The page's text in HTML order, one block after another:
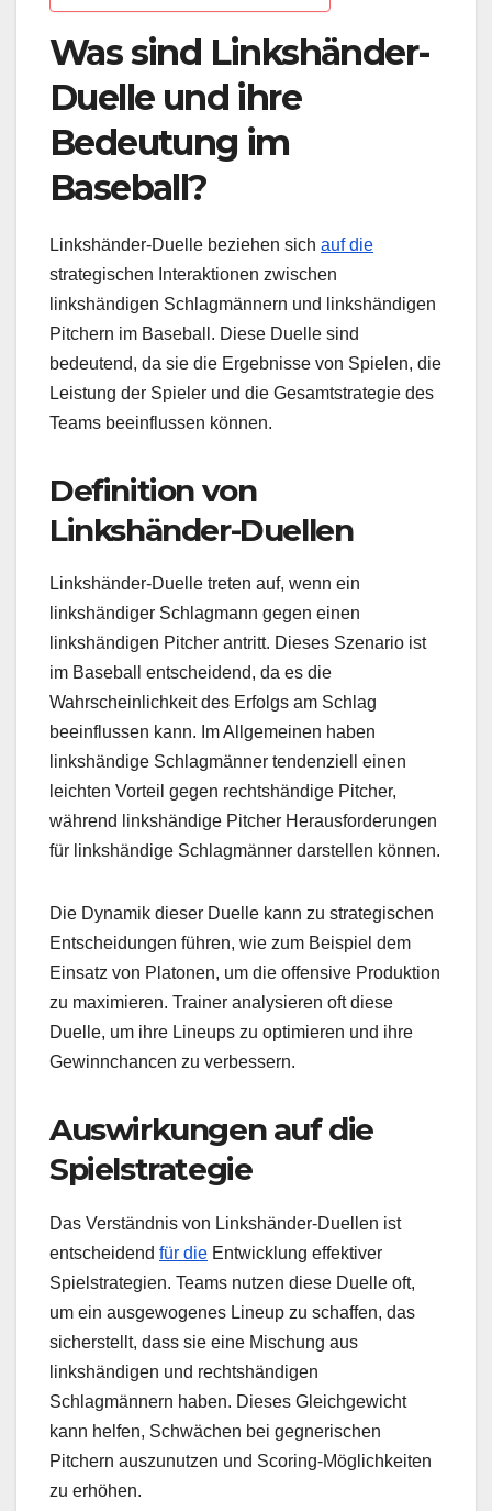
Was sind Linkshänder-
Duelle und ihre
Bedeutung im
Baseball?
Linkshänder-Duelle beziehen sich auf die
strategischen Interaktionen zwischen
linkshändigen Schlagmännern und linkshändigen
Pitchern im Baseball. Diese Duelle sind
bedeutend, da sie die Ergebnisse von Spielen, die
Leistung der Spieler und die Gesamtstrategie des
Teams beeinflussen können.
Definition von
Linkshänder-Duellen
Linkshänder-Duelle treten auf, wenn ein
linkshändiger Schlagmann gegen einen
linkshändigen Pitcher antritt. Dieses Szenario ist
im Baseball entscheidend, da es die
Wahrscheinlichkeit des Erfolgs am Schlag
beeinflussen kann. Im Allgemeinen haben
linkshändige Schlagmänner tendenziell einen
leichten Vorteil gegen rechtshändige Pitcher,
während linkshändige Pitcher Herausforderungen
für linkshändige Schlagmänner darstellen können.
Die Dynamik dieser Duelle kann zu strategischen
Entscheidungen führen, wie zum Beispiel dem
Einsatz von Platonen, um die offensive Produktion
zu maximieren. Trainer analysieren oft diese
Duelle, um ihre Lineups zu optimieren und ihre
Gewinnchancen zu verbessern.
Auswirkungen auf die
Spielstrategie
Das Verständnis von Linkshänder-Duellen ist
entscheidend für die Entwicklung effektiver
Spielstrategien. Teams nutzen diese Duelle oft,
um ein ausgewogenes Lineup zu schaffen, das
sicherstellt, dass sie eine Mischung aus
linkshändigen und rechtshändigen
Schlagmännern haben. Dieses Gleichgewicht
kann helfen, Schwächen bei gegnerischen
Pitchern auszunutzen und Scoring-Möglichkeiten
zu erhöhen.